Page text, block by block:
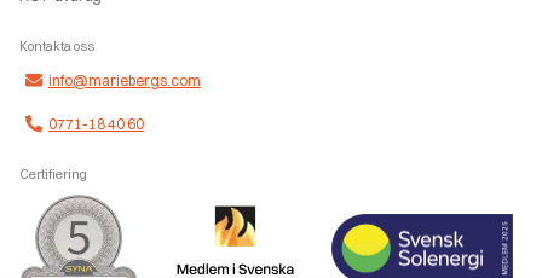
Kontakta oss
info@mariebergs.com
0771-18 40 60
Certifiering